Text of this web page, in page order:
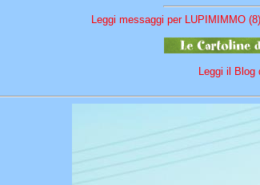
Leggi messaggi per LUPIMIMMO (8)
Leggi il Blog